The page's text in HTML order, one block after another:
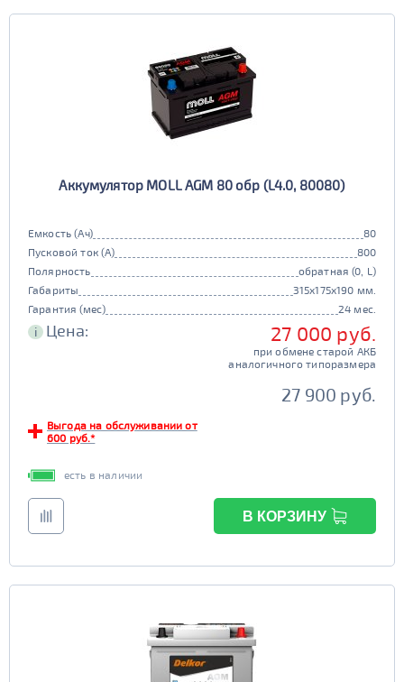
Аккумулятор MOLL AGM 80 обр (L4.0, 80080)
Емкость (Ач)
80
Пусковой ток (А)
800
Полярность
обратная (0, L)
Габариты
315x175x190 мм.
Гарантия (мес)
24 мес.
i Цена: 27 000 руб.
при обмене старой АКБ
аналогичного типоразмера
27 900 руб.
Выгода на обслуживании от
600 руб.*
есть в наличии
В КОРЗИНУ